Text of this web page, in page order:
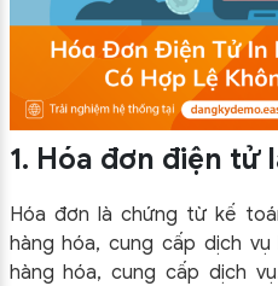
1. Hóa đơn điện tử
Hóa đơn là chứng từ kế
hàng hóa, cung cấp dịch
hàng hóa, cung cấp dịch